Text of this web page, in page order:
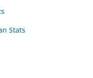
Stats